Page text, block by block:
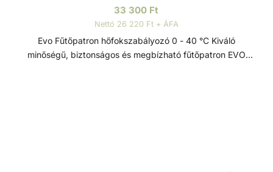
33 300 Ft
Nettó 26 220 Ft + ÁFA
Evo Fűtőpatron hőfokszabályozó 0 - 40 °C Kiváló
minőségű, biztonságos és megbízható fűtőpatron EVO